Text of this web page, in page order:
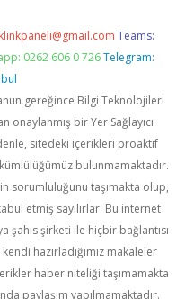
Teams:
0262 606 0 726 Telegram:
gereğince Bilgi Teknolojileri
onaylanmış bir Yer Sağlayıcı
sitedeki içerikleri proaktif
bulunmamaktadır.
sorumluluğunu taşımakta olup,
etmiş sayılırlar. Bu internet
şahıs şirketi ile hiçbir bağlantısı
hazırladığımız makaleler
haber niteliği taşımamakta
paylaşım yapılmamaktadır.